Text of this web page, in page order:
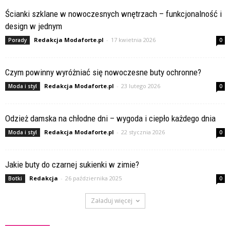
Ścianki szklane w nowoczesnych wnętrzach – funkcjonalność i
design w jednym
Porady Redakcja Modaforte.pl - 17 kwietnia 2026 0
Czym powinny wyróżniać się nowoczesne buty ochronne?
Moda i styl Redakcja Modaforte.pl - 23 lutego 2026 0
Odzież damska na chłodne dni – wygoda i ciepło każdego dnia
Moda i styl Redakcja Modaforte.pl - 22 stycznia 2026 0
Jakie buty do czarnej sukienki w zimie?
Botki Redakcja - 26 października 2025 0
Załaduj więcej